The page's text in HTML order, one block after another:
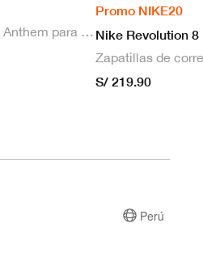
Casaca Nike Dri-FIT Pro Anthem para hombre
Promo NIKE20
Nike Revolution 8
S/ 219.90
Perú